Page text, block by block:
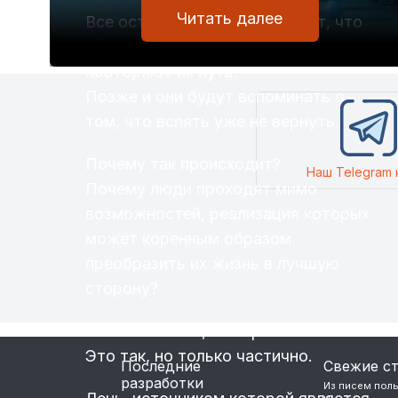
Все остальные, хоть и думают, что
они умнее и хитрее, но просто
повторяют их путь.
Позже и они будут вспоминать о
том, что вспять уже не вернуть.
Почему так происходит?
Почему люди проходят мимо
Это так, но только частично.
Читать далее
Наш Telegram
Последние
разработки
Свежие
Из писем